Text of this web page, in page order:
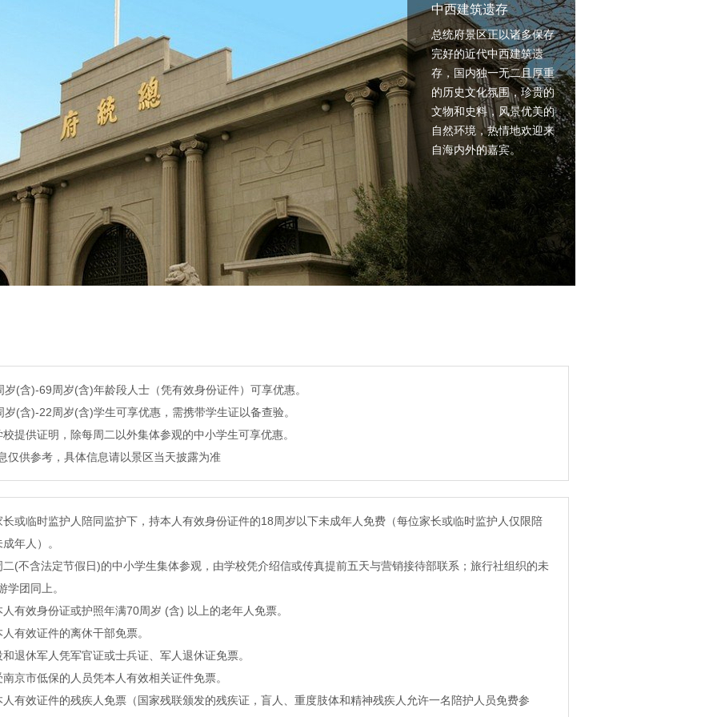
中西建筑遗存
总统府景区正以诸多保存
完好的近代中西建筑遗
存，国内独一无二且厚重
的历史文化氛围，珍贵的
文物和史料，风景优美的
自然环境，热情地欢迎来
自海内外的嘉宾。
岁(含)-69周岁(含)年龄段人士（凭有效身份证件）可享优惠。
岁(含)-22周岁(含)学生可享优惠，需携带学生证以备查验。
提供证明，除每周二以外集体参观的中小学生可享优惠。
仅供参考，具体信息请以景区当天披露为准
长或临时监护人陪同监护下，持本人有效身份证件的18周岁以下未成年人免费（每位家长或临时监护人仅限陪
年人）。
二(不含法定节假日)的中小学生集体参观，由学校凭介绍信或传真提前五天与营销接待部联系；旅行社组织的未
学团同上。
有效身份证或护照年满70周岁 (含) 以上的老年人免票。
有效证件的离休干部免票。
退休军人凭军官证或士兵证、军人退休证免票。
京市低保的人员凭本人有效相关证件免票。
人有效证件的残疾人免票（国家残联颁发的残疾证，盲人、重度肢体和精神残疾人允许一名陪护人员免费参